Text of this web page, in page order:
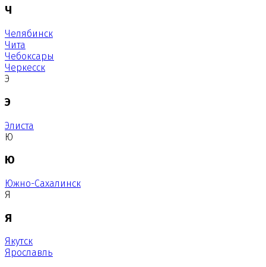
Ч
Челябинск
Чита
Чебоксары
Черкесск
Э
Э
Элиста
Ю
Ю
Южно-Сахалинск
Я
Я
Якутск
Ярославль